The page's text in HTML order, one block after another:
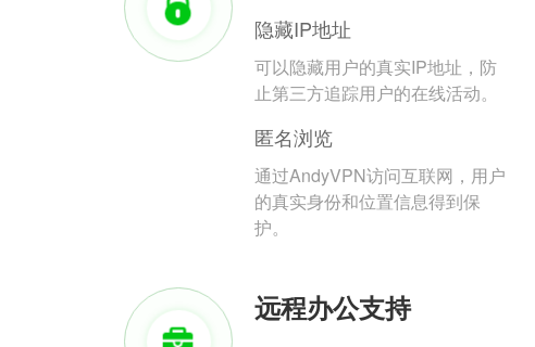
隐藏IP地址
可以隐藏用户的真实IP地址，防
止第三方追踪用户的在线活动。
匿名浏览
通过AndyVPN访问互联网，用户
的真实身份和位置信息得到保
护。
远程办公支持